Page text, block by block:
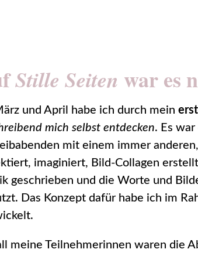
Stille Seiten war es
und April habe ich durch mein
mich selbst entdecken. Es
mit einem immer
imaginiert, Bild-Collagen
geschrieben und die Worte und
Das Konzept dafür habe ich im
meine Teilnehmerinnen waren die